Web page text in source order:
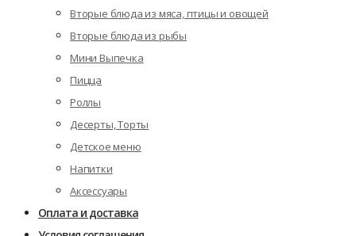
Вторые блюда из мяса, птицы и овощей
Вторые блюда из рыбы
Мини Выпечка
Пицца
Роллы
Десерты, Торты
Детское меню
Напитки
Аксессуары
Оплата и доставка